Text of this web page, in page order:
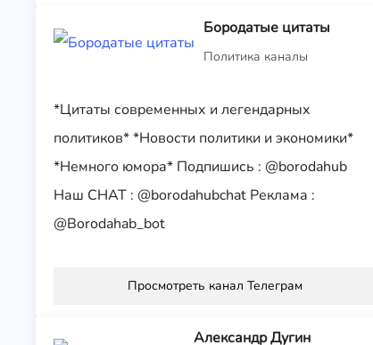
Бородатые цитаты
Политика каналы
*Цитаты современных и легендарных
политиков* *Новости политики и экономики*
*Немного юмора* Подпишись : @borodahub
Наш CHAT : @borodahubchat Реклама :
@Borodahab_bot
Просмотреть канал Телеграм
Александр Дугин